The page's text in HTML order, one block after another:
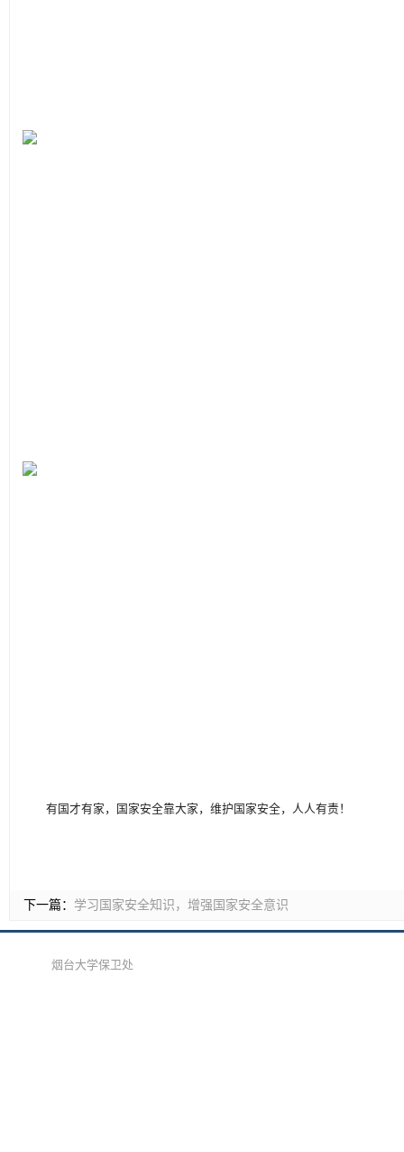
有国才有家，国家安全靠大家，维护国家安全，人人有责！
下一篇： 学习国家安全知识，增强国家安全意识
烟台大学保卫处